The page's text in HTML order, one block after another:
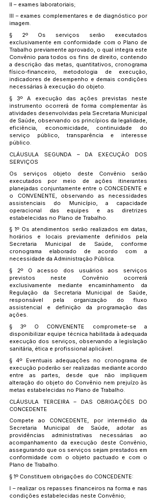
II – exames laboratoriais;
III – exames complementares e de diagnóstico por
imagem.
§ 2º Os serviços serão executados
exclusivamente em conformidade com o Plano de
Trabalho previamente aprovado, o qual integra este
Convênio para todos os fins de direito, contendo
a descrição das metas, quantitativos, cronograma
físico-financeiro, metodologia de execução,
indicadores de desempenho e demais condições
necessárias à execução do objeto.
§ 3º A execução das ações previstas neste
instrumento ocorrerá de forma complementar às
atividades desenvolvidas pela Secretaria Municipal
de Saúde, observando os princípios da legalidade,
eficiência, economicidade, continuidade do
serviço público, transparência e interesse
público.
CLÁUSULA SEGUNDA – DA EXECUÇÃO DOS
SERVIÇOS
Os serviços objeto deste Convênio serão
executados por meio de ações itinerantes
planejadas conjuntamente entre o CONCEDENTE e
o CONVENENTE, observando as necessidades
assistenciais do Município, a capacidade
operacional das equipes e as diretrizes
estabelecidas no Plano de Trabalho.
§ 1º Os atendimentos serão realizados em datas,
horários e locais previamente definidos pela
Secretaria Municipal de Saúde, conforme
cronograma elaborado de acordo com a
necessidade da Administração Pública.
§ 2º O acesso dos usuários aos serviços
previstos neste Convênio ocorrerá
exclusivamente mediante encaminhamento da
Regulação da Secretaria Municipal de Saúde,
responsável pela organização do fluxo
assistencial e definição da programação das
ações.
§ 3º O CONVENENTE compromete-se a
disponibilizar equipe técnica habilitada à adequada
execução dos serviços, observando a legislação
sanitária, ética e profissional aplicável.
§ 4º Eventuais adequações no cronograma de
execução poderão ser realizadas mediante acordo
entre as partes, desde que não impliquem
alteração do objeto do Convênio nem prejuízo às
metas estabelecidas no Plano de Trabalho.
CLÁUSULA TERCEIRA – DAS OBRIGAÇÕES DO
CONCEDENTE
Compete ao CONCEDENTE, por intermédio da
Secretaria Municipal de Saúde, adotar as
providências administrativas necessárias ao
acompanhamento da execução deste Convênio,
assegurando que os serviços sejam prestados em
conformidade com o objeto pactuado e com o
Plano de Trabalho.
§ 1º Constituem obrigações do CONCEDENTE:
I – realizar os repasses financeiros na forma e nas
condições estabelecidas neste Convênio;